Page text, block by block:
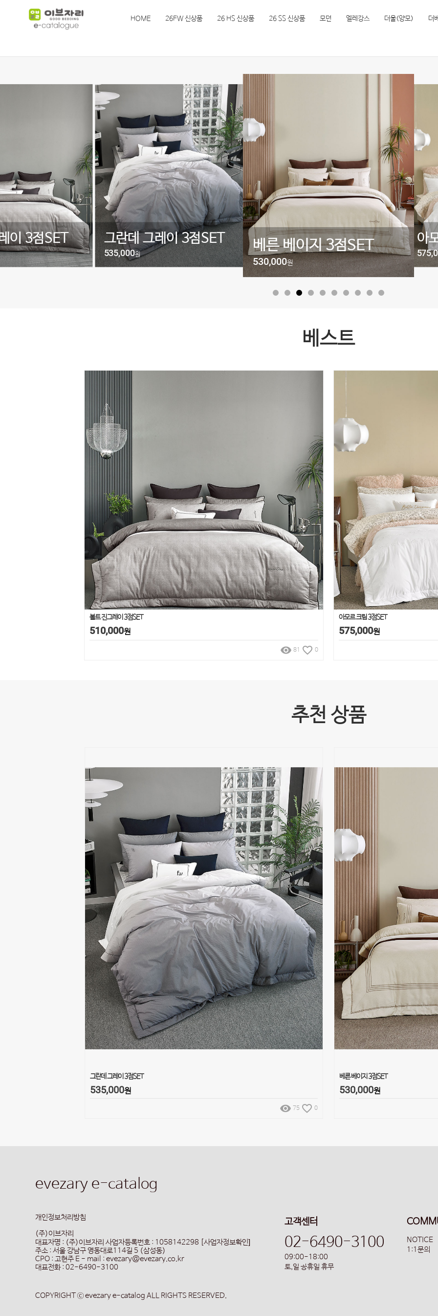
HOME 26FW 신상품 26 HS 신상품 26 SS 신상품 모던 엘레강스 더울(양모) 더
이 3점SET 그란데 그레이 3점SET
535,000원
베른 베이지 3점SET
530,000원
아
베스트
볼트 진그레이 3점SET
510,000원
remove_red_eye 81 favorite_border 0
아모르 크림 3점SET
575,000원
추천 상품
그란데 그레이 3점SET
535,000원
remove_red_eye 75 favorite_border 0
베른 베이지 3점SET
530,000원
evezary e-catalog
고객센터
02-6490-3100
09:00-18:00
토,일 공휴일 휴무
NOTICE
1:1문의
개인정보처리방침
(주)이브자리
대표자명 : (주)이브자리 사업자등록번호 : 1058142298 [사업자정보확인]
주소 : 서울 강남구 영동대로114길 5 (삼성동)
CPO : 고현주 E - mail : evezary@evezary.co.kr
대표전화 : 02-6490-3100
COPYRIGHT ⓒ evezary e-catalog ALL RIGHTS RESERVED.